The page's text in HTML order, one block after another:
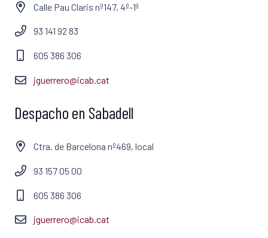
Calle Pau Claris nº147, 4º-1ª
93 141 92 83
605 386 306
jguerrero@icab.cat
Despacho en Sabadell
Ctra. de Barcelona nº469, local
93 157 05 00
605 386 306
jguerrero@icab.cat